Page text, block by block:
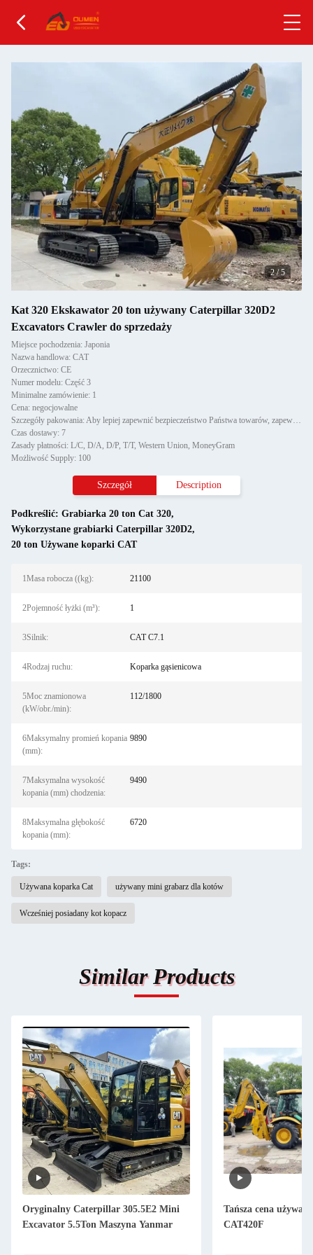
2/5
Kat 320 Ekskawator 20 ton używany Caterpillar 320D2
Excavators Crawler do sprzedaży
Miejsce pochodzenia: Japonia
Nazwa handlowa: CAT
Orzecznictwo: CE
Numer modelu: Część 3
Minimalne zamówienie: 1
Cena: negocjowalne
Szczegóły pakowania: Aby lepiej zapewnić bezpieczeństwo Państwa towarów, zapewnimy profesjonalną, przyjazną dla środowisk
Czas dostawy: 7
Zasady płatności: L/C, D/A, D/P, T/T, Western Union, MoneyGram
Możliwość Supply: 100
Szczegół Description
Podkreślić: Grabiarka 20 ton Cat 320,
Wykorzystane grabiarki Caterpillar 320D2,
20 ton Używane koparki CAT
1Masa robocza ((kg): 21100
2Pojemność łyżki (m³): 1
3Silnik: CAT C7.1
4Rodzaj ruchu: Koparka gąsienicowa
5Moc znamionowa
(kW/obr./min):
112/1800
6Maksymalny promień kopania
(mm):
9890
7Maksymalna wysokość
kopania (mm) chodzenia:
9490
8Maksymalna głębokość
kopania (mm):
6720
Tags:
Używana koparka Cat używany mini grabarz dla kotów
Wcześniej posiadany kot kopacz
Similar Products
Oryginalny Caterpillar 305.5E2 Mini
Excavator 5.5Ton Maszyna Yanmar
Tańsza cena
CAT420F